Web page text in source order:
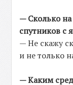
— Сколько
спутников с
— Не скажу
и не только
— Каким